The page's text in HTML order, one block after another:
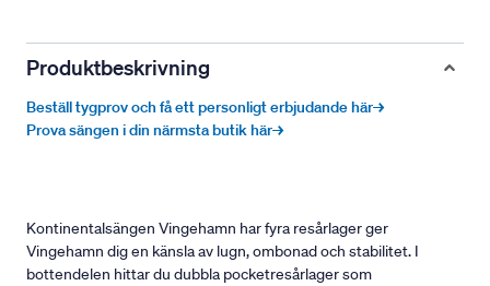
Produktbeskrivning
Beställ tygprov och få ett personligt erbjudande här→
Prova sängen i din närmsta butik här→
Kontinentalsängen Vingehamn har fyra resårlager ger
Vingehamn dig en känsla av lugn, ombonad och stabilitet. I
bottendelen hittar du dubbla pocketresårlager som